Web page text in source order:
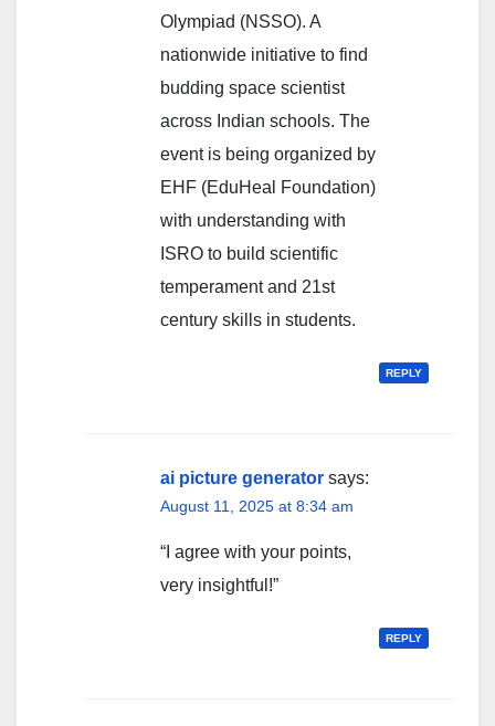
Olympiad (NSSO). A
nationwide initiative to find
budding space scientist
across Indian schools. The
event is being organized by
EHF (EduHeal Foundation)
with understanding with
ISRO to build scientific
temperament and 21st
century skills in students.
REPLY
ai picture generator says:
August 11, 2025 at 8:34 am
“I agree with your points,
very insightful!”
REPLY